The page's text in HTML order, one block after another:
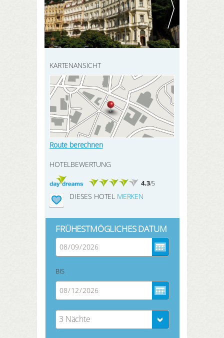
HIER REGISTRIEREN
Meine Buchungen
Meine Produkte
ANMELDEN
SUCHEN
KARTENANSICHT
Route berechnen
HOTELBEWERTUNG
4.3/5
DIESES HOTEL MERKEN
FRÜHESTMÖGLICHES DATUM
BIS
3 Nächte